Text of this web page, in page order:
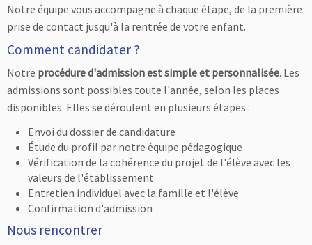
Notre équipe vous accompagne à chaque étape, de la première
prise de contact jusqu'à la rentrée de votre enfant.
Comment candidater ?
Notre procédure d'admission est simple et personnalisée. Les
admissions sont possibles toute l'année, selon les places
disponibles. Elles se déroulent en plusieurs étapes :
Envoi du dossier de candidature
Étude du profil par notre équipe pédagogique
Vérification de la cohérence du projet de l'élève avec les
valeurs de l'établissement
Entretien individuel avec la famille et l'élève
Confirmation d'admission
Nous rencontrer